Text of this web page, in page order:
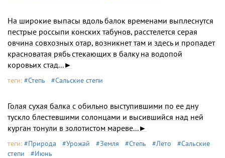
На широкие выпасы вдоль балок временами выплеснутся
пестрые россыпи конских табунов, расстелется серая
овчина совхозных отар, возникнет там и здесь и пропадет
красноватая рябь стекающих в балку на водопой
коровьих стад...►
теги: #Степь #Сальские степи
Голая сухая балка с обильно выступившими по ее дну
тускло блестевшими солонцами и высившийся над ней
курган тонули в золотистом мареве...►
теги: #Природа #Урожай #Земля #Степь #Лето
#Сальские
степи
#Июнь